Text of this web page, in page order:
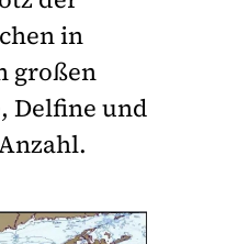
in
großen
Delfine und